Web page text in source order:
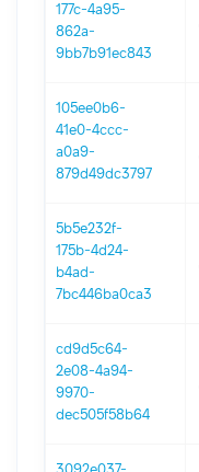
177c-4a95-
862a-
9bb7b91ec843
105ee0b6-
41e0-4ccc-
a0a9-
879d49dc3797
5b5e232f-
175b-4d24-
b4ad-
7bc446ba0ca3
cd9d5c64-
2e08-4a94-
9970-
dec505f58b64
3092e037-